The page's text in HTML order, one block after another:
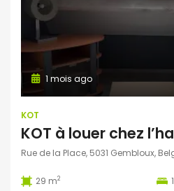
1 mois ago
KOT
KOT à louer chez
Rue de la Place, 5031 Gembloux,
29 m2 1